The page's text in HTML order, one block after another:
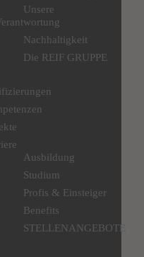
Unsere
Nachhaltigkeit
Die REIF GRUPPE
Ausbildung
Studium
Profis & Einsteiger
Benefits
STELLENANGEBOTE